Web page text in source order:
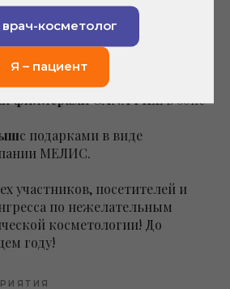
врач-косметолог
Я – пациент
живых инъекций и
специалистов о
коллагенстимуляции и
PLLA. Эксперт
возможностях работы с
филлерами GANA FILLв зоне
с подарками в виде
МЕЛИС.
участников, посетителей и
по нежелательным
косметологии! До
году!